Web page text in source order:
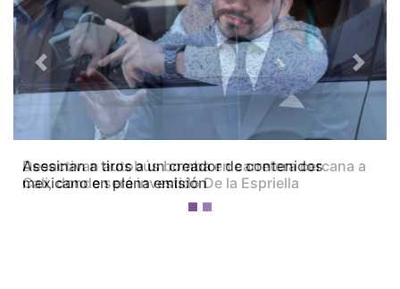
Desactivan autobús bomba en carretera cercana a
Cali, donde será investido De la Espriella
Previous Next